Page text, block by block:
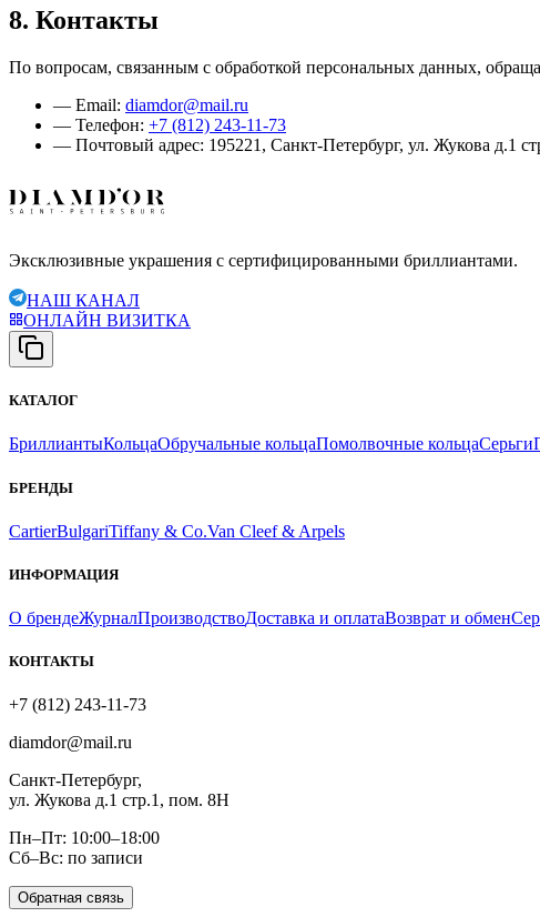
8. Контакты
По вопросам, связанным с обработкой персональных данных,
— Email: diamdor@mail.ru
— Телефон: +7 (812) 243-11-73
— Почтовый адрес: 195221, Санкт-Петербург, ул. Жукова д.1
Эксклюзивные украшения с сертифицированными бриллиантами.
НАШ КАНАЛ
ОНЛАЙН ВИЗИТКА
КАТАЛОГ
БриллиантыКольцаОбручальные кольцаПомолвочные кольцаСерьги
БРЕНДЫ
CartierBulgariTiffany & Co.Van Cleef & Arpels
ИНФОРМАЦИЯ
О брендеЖурналПроизводствоДоставка и оплатаВозврат и обмен
КОНТАКТЫ
+7 (812) 243-11-73
diamdor@mail.ru
Санкт-Петербург,
ул. Жукова д.1 стр.1, пом. 8Н
Пн–Пт: 10:00–18:00
Сб–Вс: по записи
Обратная связь